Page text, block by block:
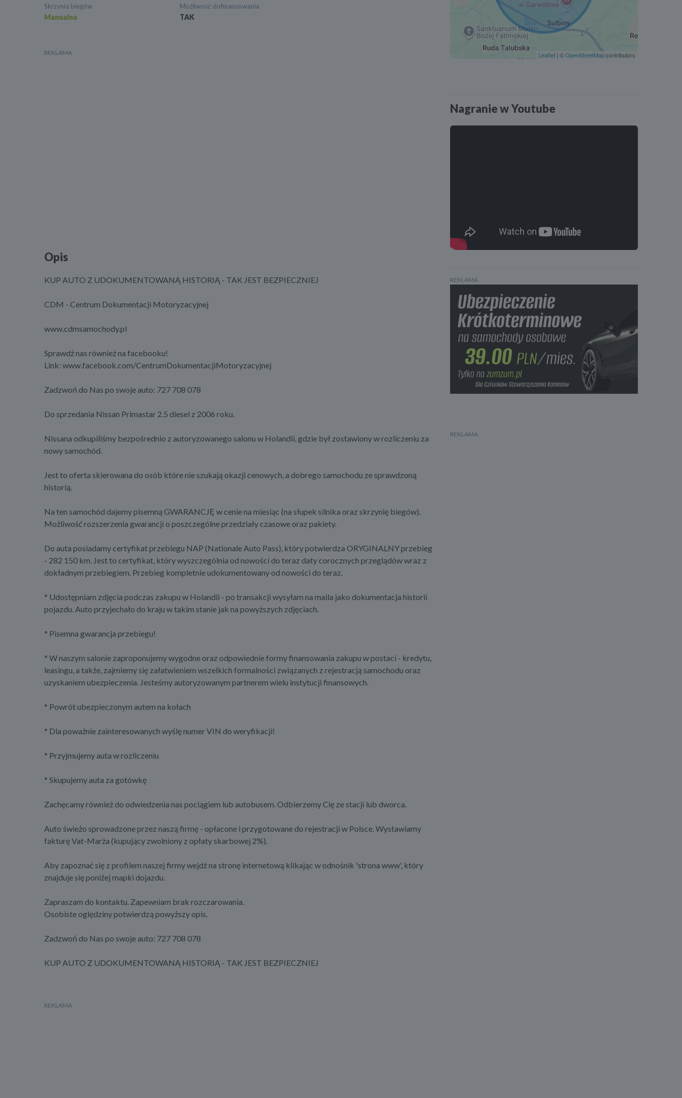
Skrzynia biegów
Manualna
Możliwość dofinansowania
TAK
Opis
KUP AUTO Z UDOKUMENTOWANĄ HISTORIĄ - TAK JEST BEZPIECZNIEJ
CDM - Centrum Dokumentacji Motoryzacyjnej
www.cdmsamochody.pl
Sprawdź nas również na facebooku!
Link: www.facebook.com/CentrumDokumentacjiMotoryzacyjnej
Zadzwoń do Nas po swoje auto: 727 708 078
Do sprzedania Nissan Primastar 2.5 diesel z 2006 roku.
Nissana odkupiliśmy bezpośrednio z autoryzowanego salonu w Holandii, gdzie był zostawiony w rozliczeniu za
nowy samochód.
Jest to oferta skierowana do osób które nie szukają okazji cenowych, a dobrego samochodu ze sprawdzoną
historią.
Na ten samochód dajemy pisemną GWARANCJĘ w cenie na miesiąc (na słupek silnika oraz skrzynię biegów).
Możliwość rozszerzenia gwarancji o poszczególne przedziały czasowe oraz pakiety.
Do auta posiadamy certyfikat przebiegu NAP (Nationale Auto Pass), który potwierdza ORYGINALNY przebieg
- 282 150 km. Jest to certyfikat, który wyszczególnia od nowości do teraz daty corocznych przeglądów wraz z
dokładnym przebiegiem. Przebieg kompletnie udokumentowany od nowości do teraz.
* Udostępniam zdjęcia podczas zakupu w Holandii - po transakcji wysyłam na maila jako dokumentacja historii
pojazdu. Auto przyjechało do kraju w takim stanie jak na powyższych zdjęciach.
* Pisemna gwarancja przebiegu!
* W naszym salonie zaproponujemy wygodne oraz odpowiednie formy finansowania zakupu w postaci - kredytu,
leasingu, a także, zajmiemy się załatwieniem wszelkich formalności związanych z rejestracją samochodu oraz
uzyskaniem ubezpieczenia. Jesteśmy autoryzowanym partnerem wielu instytucji finansowych.
* Powrót ubezpieczonym autem na kołach
* Dla poważnie zainteresowanych wyślę numer VIN do weryfikacji!
* Przyjmujemy auta w rozliczeniu
* Skupujemy auta za gotówkę
Zachęcamy również do odwiedzenia nas pociągiem lub autobusem. Odbierzemy Cię ze stacji lub dworca.
Auto świeżo sprowadzone przez naszą firmę - opłacone i przygotowane do rejestracji w Polsce. Wystawiamy
fakturę Vat-Marża (kupujący zwolniony z opłaty skarbowej 2%).
Aby zapoznać się z profilem naszej firmy wejdź na stronę internetową klikając w odnośnik 'strona www', który
znajduje się poniżej mapki dojazdu.
Zapraszam do kontaktu. Zapewniam brak rozczarowania.
Osobiste oględziny potwierdzą powyższy opis.
Zadzwoń do Nas po swoje auto: 727 708 078
KUP AUTO Z UDOKUMENTOWANĄ HISTORIĄ - TAK JEST BEZPIECZNIEJ
Leaflet | ©OpenStreetMapcontributors
Nagranie w Youtube
REKLAMA